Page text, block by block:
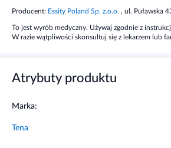
Zawartość opakowania
Ostrzeżenia i środki ostrożności
Tylko jednorazowego użytku.
Producent: Essity Poland Sp. z.o.o. , ul. Puławska
To jest wyrób medyczny. Używaj zgodnie z
W razie wątpliwości skonsultuj się z lekarzem lub
Atrybuty produktu
Marka:
Tena